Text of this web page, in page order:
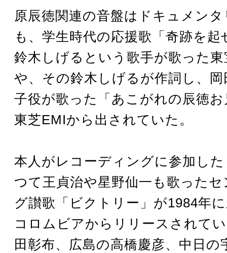
原辰徳関連の音盤はドキュメン
も、学生時代の応援歌「奇跡を起
鈴木しげるという歌手が歌った
や、その鈴木しげるが作詞し、
子役が歌った「あこがれの辰徳
東芝EMIから出されていた。
本人がレコーディングに参加し
つて王貞治や星野仙一も歌った
グ讃歌「ビクトリー」が1984年
コロムビアからリリースされて
田彰布、広島の高橋慶彦、中日の